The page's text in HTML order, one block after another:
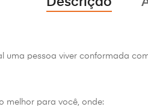
uma pessoa viver conformada
melhor para você, onde: